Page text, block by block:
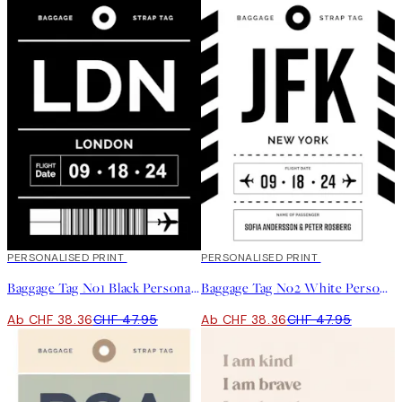
20%*
PERSONALISED PRINT
Baggage Tag No1 Black Personal Poster
Ab CHF 38.36CHF 47.95
20%*
PERSONALISED PRINT
Baggage Tag No2 White Personal Poster
Ab CHF 38.36CHF 47.95